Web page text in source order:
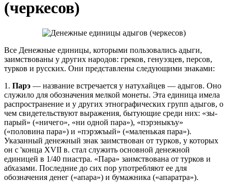
(черкесов)
Все Денежные единицы, которыми пользовались адыги,
заимствованы у других народов: греков, генуэзцев, персов,
турков и русских. Они представлены следующими знаками:
1. Парэ — название встречается у натухайцев — адыгов. Оно
служило для обозначения мелкой монеты. Эта единица имела
распространение и у других этнографических групп адыгов, о
чем свидетельствуют выражения, бытующие среди них: «зы-
парый» («ничего», «ни одной пара»), «пэрэныкъу»
(«половина пара») и «пэрэжъый» («маленькая пара»).
Указанный денежный знак заимствован от турков, у которых
он с 'конца XVII в. стал служить основной денежной
единицей в 1/40 пиастра. «Пара» заимствована от турков и
абхазами. Последние до сих пор употребляют ее для
обозначения денег («апара») и бумажника («апаратра»).